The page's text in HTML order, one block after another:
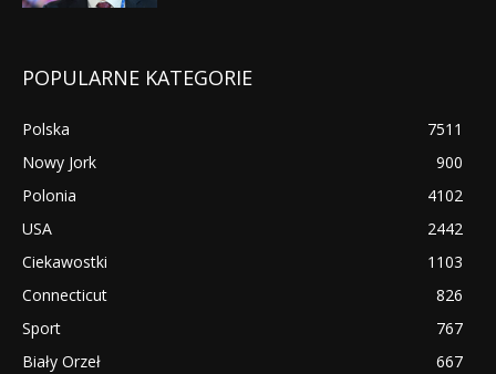
POPULARNE KATEGORIE
Polska
7511
Nowy Jork
900
Polonia
4102
USA
2442
Ciekawostki
1103
Connecticut
826
Sport
767
Biały Orzeł
667